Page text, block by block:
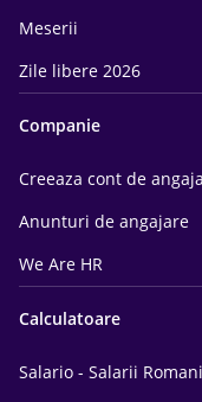
Meserii
Zile libere 2026
Companie
Creeaza cont de
Anunturi de angajare
We Are HR
Calculatoare
Salario - Salarii